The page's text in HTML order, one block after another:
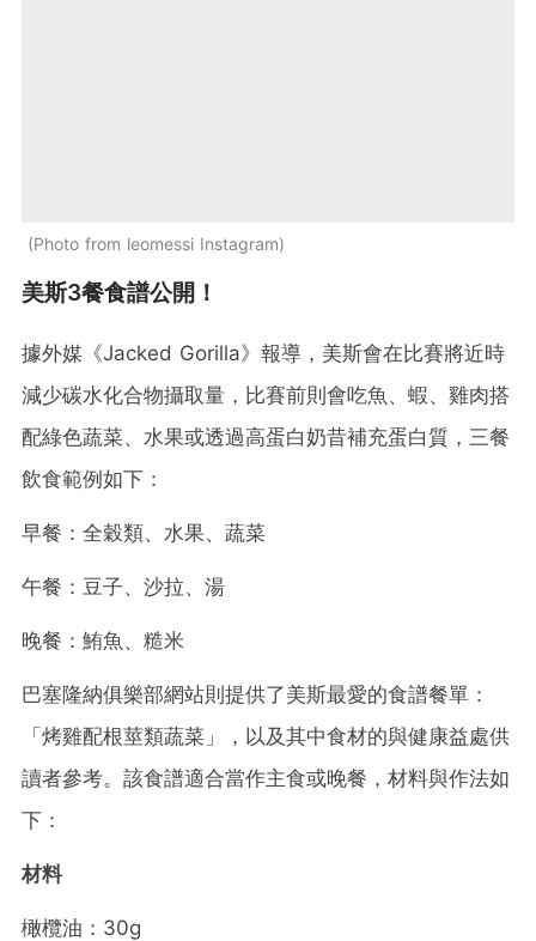
Photo from leomessi Instagram
美斯3餐食譜公開！
據外媒《Jacked Gorilla》報導，美斯會在比賽將近時
減少碳水化合物攝取量，比賽前則會吃魚、蝦、雞肉搭
配綠色蔬菜、水果或透過高蛋白奶昔補充蛋白質，三餐
飲食範例如下：
早餐：全穀類、水果、蔬菜
午餐：豆子、沙拉、湯
晚餐：鮪魚、糙米
巴塞隆納俱樂部網站則提供了美斯最愛的食譜餐單：
「烤雞配根莖類蔬菜」，以及其中食材的與健康益處供
讀者參考。該食譜適合當作主食或晚餐，材料與作法如
下：
材料
橄欖油：30g